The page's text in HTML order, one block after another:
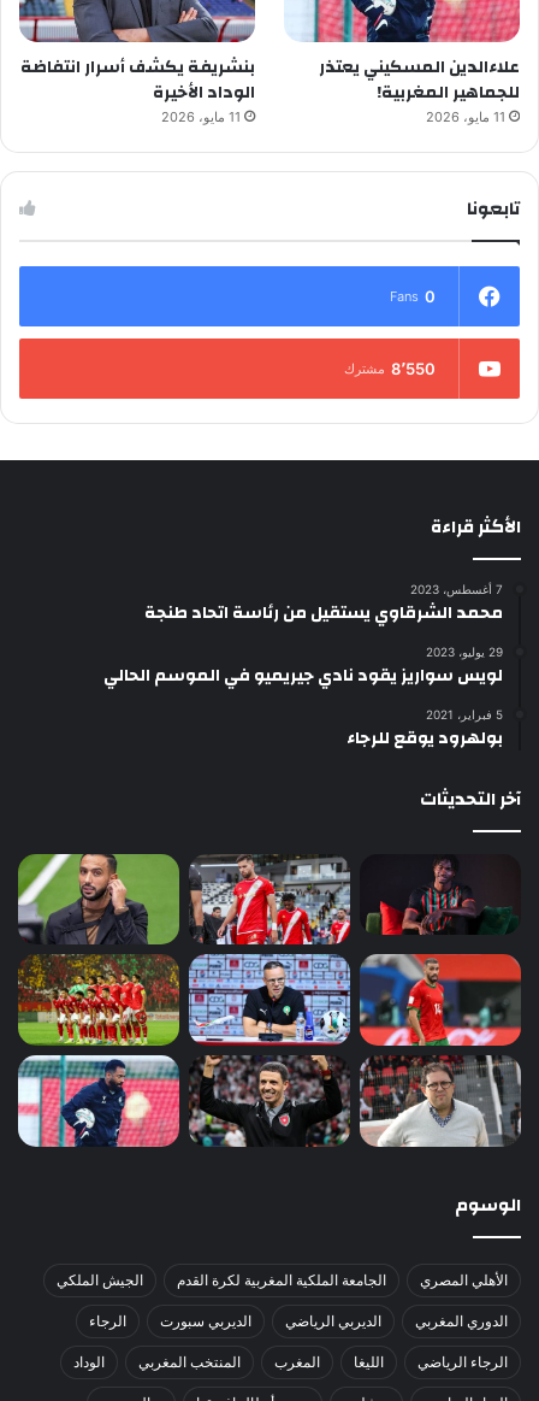
علاءالدين المسكيني يعتذر
للجماهير المغربية!
11 مايو، 2026
بنشريفة يكشف أسرار انتفاضة
الوداد الأخيرة
11 مايو، 2026
تابعونا
0
Fans
8٬550 مشترك
الأكثر قراءة
7 أغسطس، 2023
محمد الشرقاوي يستقيل من رئاسة اتحاد طنجة
29 يوليو، 2023
لويس سواريز يقود نادي جيريميو في الموسم الحالي
5 فبراير، 2021
بولهرود يوقع للرجاء
آخر التحديثات
الوسوم
الأهلي المصري الجامعة الملكية المغربية لكرة القدم الجيش الملكي
الدوري المغربي الديربي الرياضي الديربي سبورت الرجاء
الرجاء الرياضي الليغا المغرب المنتخب المغربي الوداد